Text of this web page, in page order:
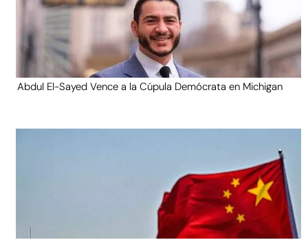
Abdul El-Sayed Vence a la Cúpula Demócrata en Michigan